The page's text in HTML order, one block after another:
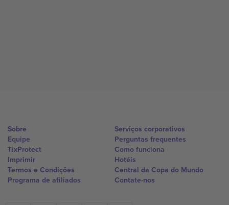
Sobre
Equipe
TixProtect
Imprimir
Termos e Condições
Programa de afiliados
Serviços corporativos
Perguntas frequentes
Como funciona
Hotéis
Central da Copa do Mundo
Contate-nos